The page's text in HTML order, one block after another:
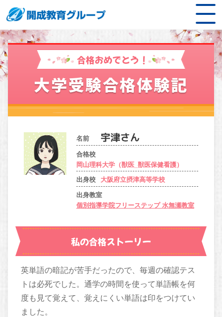
合格おめでとう！
大学受験合格体験記
名前
合格校
岡山理科大学（獣医_獣医保健看護）
出身校 大阪府立摂津高等学校
出身教室
個別指導学院フリーステップ 水無瀬教室
私の合格ストーリー
英単語の暗記が苦手だったので、毎週の確認テス
トは必死でした。通学の時間を使って単語帳を何
度も見て覚えて、覚えにくい単語は印をつけてい
ました。